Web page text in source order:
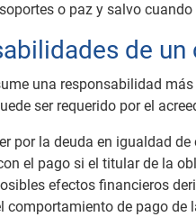
o paz y salvo
de un
una responsabilidad
ser requerido por el
por la deuda en igualdad
el pago si el titular de la
efectos financieros
comportamiento de pago